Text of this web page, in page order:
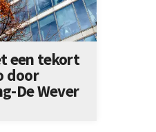
een tekort
door
De Wever